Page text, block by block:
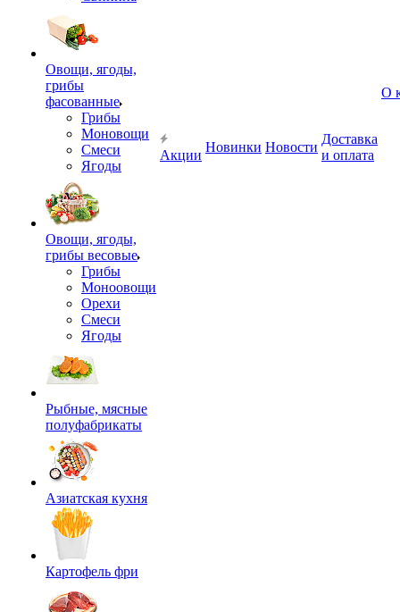
Овощи, ягоды,
грибы
фасованные
Грибы
Моновощи
Смеси
Ягоды
Овощи, ягоды,
грибы весовые
Грибы
Моноовощи
Орехи
Смеси
Ягоды
Рыбные, мясные
полуфабрикаты
Азиатская кухня
Картофель фри
Акции
Новинки Новости
Доставка
и оплата
О